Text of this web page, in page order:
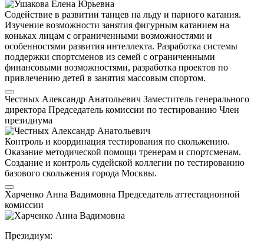
Содействие в развитии танцев на льду и парного катания.
Изучение возможности занятия фигурным катанием на
коньках лицам с ограниченными возможностями и
особенностями развития интеллекта. Разработка системы
поддержки спортсменов из семей с ограниченными
финансовыми возможностями, разработка проектов по
привлечению детей в занятия массовым спортом.
Честных Александр Анатольевич Заместитель генерального
директора Председатель комиссии по тестированию Член
президиума
Контроль и координация тестирования по скольжению.
Оказание методической помощи тренерам и спортсменам.
Создание и контроль судейской коллегии по тестированию
базового скольжения города Москвы.
Харченко Анна Вадимовна Председатель аттестационной
комиссии
Президиум: